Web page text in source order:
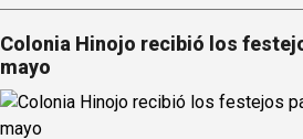
Colonia Hinojo recibió los
mayo